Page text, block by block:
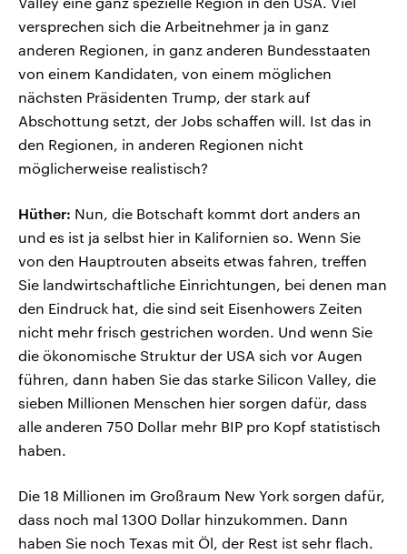
versprechen sich die Arbeitnehmer ja in ganz
anderen Regionen, in ganz anderen Bundesstaaten
von einem Kandidaten, von einem möglichen
nächsten Präsidenten Trump, der stark auf
Abschottung setzt, der Jobs schaffen will. Ist das in
den Regionen, in anderen Regionen nicht
möglicherweise realistisch?
Hüther: Nun, die Botschaft kommt dort anders an
und es ist ja selbst hier in Kalifornien so. Wenn Sie
von den Hauptrouten abseits etwas fahren, treffen
Sie landwirtschaftliche Einrichtungen, bei denen man
den Eindruck hat, die sind seit Eisenhowers Zeiten
nicht mehr frisch gestrichen worden. Und wenn Sie
die ökonomische Struktur der USA sich vor Augen
führen, dann haben Sie das starke Silicon Valley, die
sieben Millionen Menschen hier sorgen dafür, dass
alle anderen 750 Dollar mehr BIP pro Kopf statistisch
haben.
Die 18 Millionen im Großraum New York sorgen dafür,
dass noch mal 1300 Dollar hinzukommen. Dann
haben Sie noch Texas mit Öl, der Rest ist sehr flach.